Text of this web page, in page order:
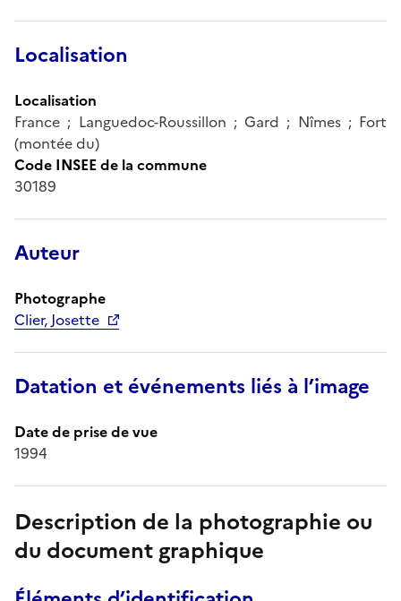
Localisation
Localisation
France ; Languedoc-Roussillon ; Gard ; Nîmes ; Fort
(montée du)
Code INSEE de la commune
30189
Auteur
Photographe
Clier, Josette
Datation et événements liés à l’image
Date de prise de vue
1994
Description de la photographie ou
du document graphique